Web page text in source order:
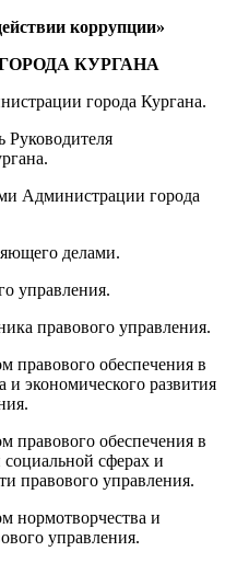
коррупции»
КУРГАНА
города Кургана.
Руководителя
Администрации города
делами.
управления.
правового управления.
правового обеспечения в
и экономического развития
правового обеспечения в
сферах и
правового управления.
нормотворчества и
управления.